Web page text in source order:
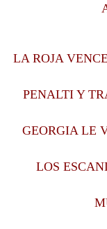
LA ROJA
PENALTI Y
GEORGIA LE
LOS